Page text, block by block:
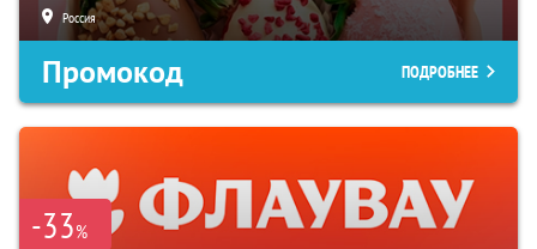
Россия
Промокод ПОДРОБНЕЕ
-33%